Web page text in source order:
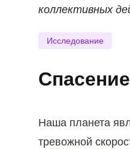
коллективных
Исследование
Наша планета
тревожной